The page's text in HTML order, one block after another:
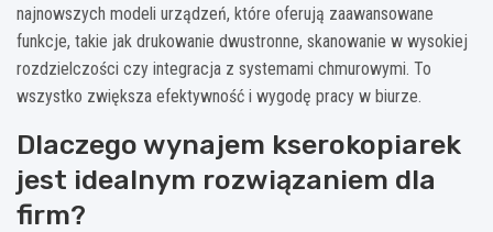
najnowszych modeli urządzeń, które oferują zaawansowane
funkcje, takie jak drukowanie dwustronne, skanowanie w wysokiej
rozdzielczości czy integracja z systemami chmurowymi. To
wszystko zwiększa efektywność i wygodę pracy w biurze.
Dlaczego wynajem kserokopiarek
jest idealnym rozwiązaniem dla
firm?